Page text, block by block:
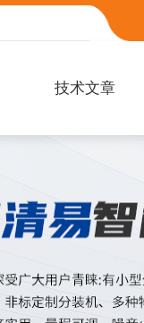
技术文章